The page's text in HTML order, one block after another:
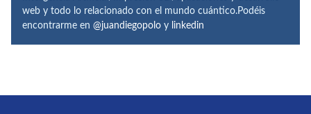
web y todo lo relacionado con el mundo cuántico.Podéis
encontrarme en @juandiegopolo y linkedin